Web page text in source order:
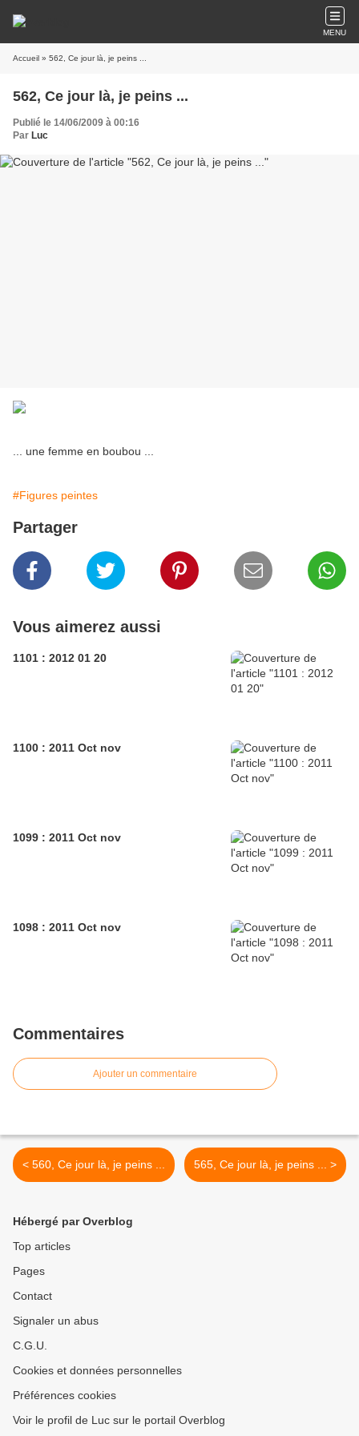
MENU
Accueil » 562, Ce jour là, je peins ...
562, Ce jour là, je peins ...
Publié le 14/06/2009 à 00:16
Par Luc
... une femme en boubou ...
#Figures peintes
Partager
Vous aimerez aussi
1101 : 2012 01 20
1100 : 2011 Oct nov
1099 : 2011 Oct nov
1098 : 2011 Oct nov
Commentaires
Ajouter un commentaire
< 560, Ce jour là, je peins ... 565, Ce jour là, je peins ... >
Hébergé par Overblog
Top articles
Pages
Contact
Signaler un abus
C.G.U.
Cookies et données personnelles
Préférences cookies
Voir le profil de Luc sur le portail Overblog